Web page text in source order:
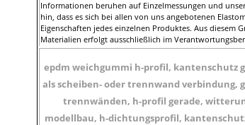
Informationen beruhen auf Einzelmessungen und
hin, dass es sich bei allen von uns angebotenen
Eigenschaften jedes einzelnen Produktes. Aus diesem
Materialien erfolgt ausschließlich im
epdm weichgummi h-profil, kantenschutz
als scheiben- oder trennwand
trennwänden, h-profil gerade,
modellbau, h-dichtungsprofil,